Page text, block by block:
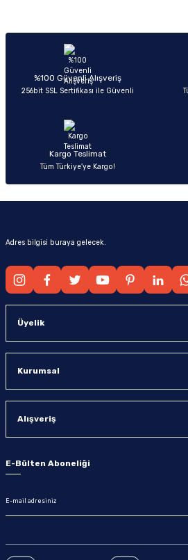
Ürün açıklamasında eksik bilgiler
Ürün bilgilerinde hatalar bulunuyor.
Ürün fiyatı diğer sitelerden daha pahalı.
Sitemize ilk yorumu
%100 Güvenli Alışveriş
256bit SSL Sertifikası ile Güvenli
Kargo Teslimat
Tüm Türkiye’ye Kargo!
Adres bilgisi buraya gelecek.
Üyelik
Kurumsal
Alışveriş
E-Bülten Aboneliği